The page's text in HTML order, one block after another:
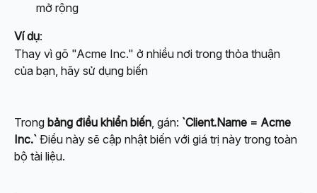
mở rộng
Ví dụ:
Thay vì gõ "Acme Inc." ở nhiều nơi trong thỏa thuận
của bạn, hãy sử dụng biến
Trong bảng điều khiển biến , gán: `Client.Name = Acme
Inc.` Điều này sẽ cập nhật biến với giá trị này trong toàn
bộ tài liệu.